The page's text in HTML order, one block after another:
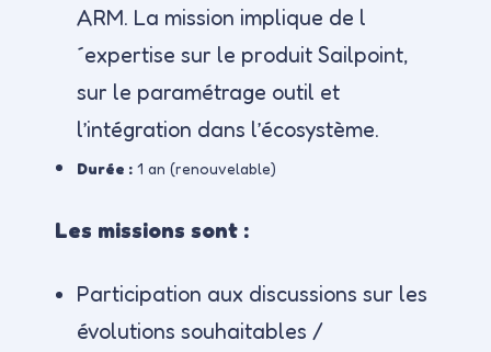
ARM. La mission implique de l
´expertise sur le produit Sailpoint,
sur le paramétrage outil et
l’intégration dans l’écosystème.
Durée : 1 an (renouvelable)
Les missions sont :
Participation aux discussions sur les
évolutions souhaitables /